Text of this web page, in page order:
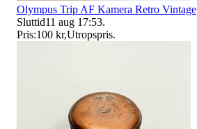
Olympus Trip AF Kamera Retro Vintage
Sluttid11 aug 17:53.
Pris:100 kr,Utropspris.